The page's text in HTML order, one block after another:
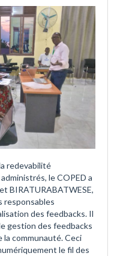
redevabilité
le COPED a
BIRATURABATWESE,
responsables
des feedbacks. Il
gestion des feedbacks
communauté. Ceci
le fil des